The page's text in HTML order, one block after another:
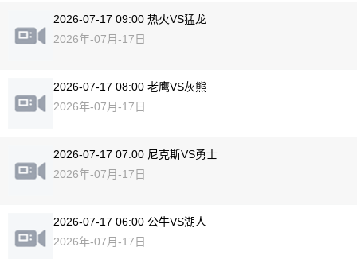
2026-07-17 09:00 热火VS猛龙
2026年-07月-17日
2026-07-17 08:00 老鹰VS灰熊
2026年-07月-17日
2026-07-17 07:00 尼克斯VS勇士
2026年-07月-17日
2026-07-17 06:00 公牛VS湖人
2026年-07月-17日